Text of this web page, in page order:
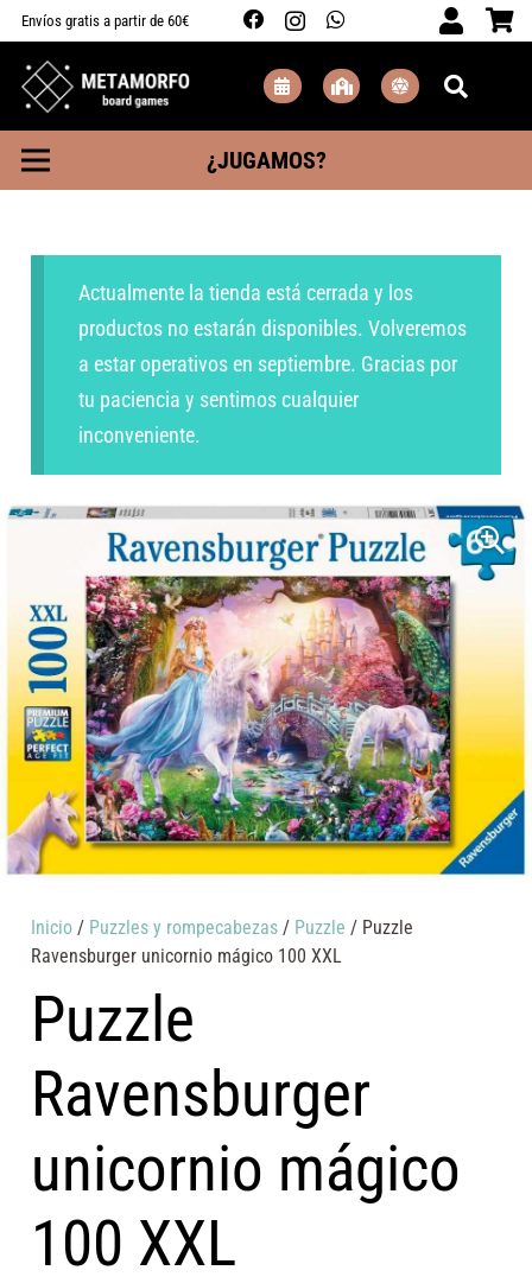
Envíos gratis a partir de 60€
¿JUGAMOS?
Actualmente la tienda está cerrada y los
productos no estarán disponibles. Volveremos
a estar operativos en septiembre. Gracias por
tu paciencia y sentimos cualquier
inconveniente.
Inicio / Puzzles y rompecabezas / Puzzle / Puzzle
Ravensburger unicornio mágico 100 XXL
Puzzle
Ravensburger
unicornio mágico
100 XXL